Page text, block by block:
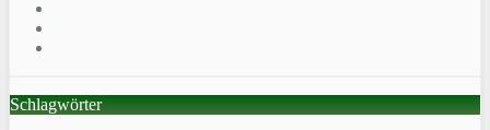
Schlagwörter